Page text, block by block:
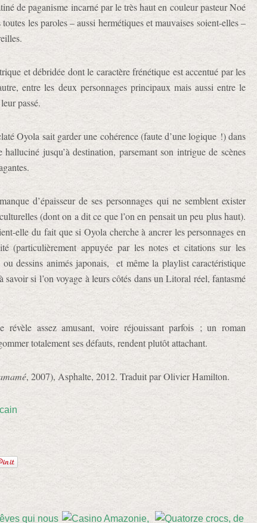
de paganisme incarné par le très haut en couleur pasteur Noé
les paroles – aussi hermétiques et mauvaises soient-elles –
et débridée dont le caractère frénétique est accentué par les
entre les deux personnages principaux mais aussi entre le
passé.
Oyola sait garder une cohérence (faute d’une logique !) dans
jusqu’à destination, parsemant son intrigue de scènes
d’épaisseur de ses personnages qui ne semblent exister
(dont on a dit ce que l’on en pensait un peu plus haut).
elle du fait que si Oyola cherche à ancrer les personnages en
(particulièrement appuyée par les notes et citations sur les
ou dessins animés japonais, et même la playlist caractéristique
si l’on voyage à leurs côtés dans un Litoral réel, fantasmé
révèle assez amusant, voire réjouissant parfois ; un roman
totalement ses défauts, rendent plutôt attachant.
, 2007), Asphalte, 2012. Traduit par Olivier Hamilton.